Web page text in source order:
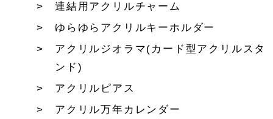
連結用アクリルチャーム
ゆらゆらアクリルキーホルダー
アクリルジオラマ(カード型アクリルスタ
ンド)
アクリルピアス
アクリル万年カレンダー